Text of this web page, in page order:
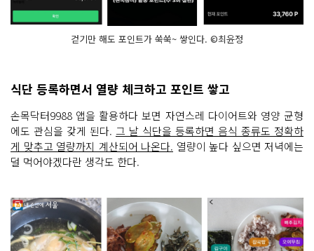
걷기만 해도 포인트가 쑥쑥~ 쌓인다. ©최윤정
식단 등록하면서 열량 체크하고 포인트 쌓고
손목닥터9988 앱을 활용하다 보면 자연스레 다이어트와 영양 균형
에도 관심을 갖게 된다. 그 날 식단을 등록하면 음식 종류도 정확하
게 맞추고 열량까지 계산되어 나온다. 열량이 높다 싶으면 저녁에는
덜 먹어야겠다란 생각도 한다.